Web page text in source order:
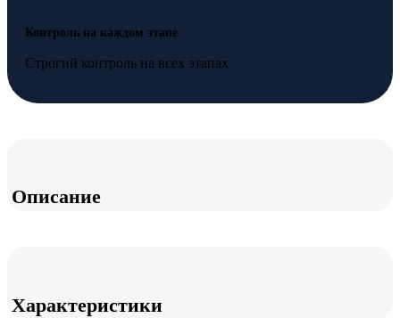
Контроль на каждом этапе
Строгий контроль на всех этапах
Описание
Характеристики